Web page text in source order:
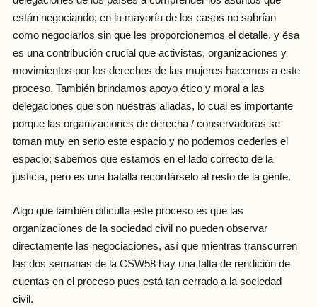
están negociando; en la mayoría de los casos no sabrían
como negociarlos sin que les proporcionemos el detalle, y ésa
es una contribución crucial que activistas, organizaciones y
movimientos por los derechos de las mujeres hacemos a este
proceso. También brindamos apoyo ético y moral a las
delegaciones que son nuestras aliadas, lo cual es importante
porque las organizaciones de derecha / conservadoras se
toman muy en serio este espacio y no podemos cederles el
espacio; sabemos que estamos en el lado correcto de la
justicia, pero es una batalla recordárselo al resto de la gente.
Algo que también dificulta este proceso es que las
organizaciones de la sociedad civil no pueden observar
directamente las negociaciones, así que mientras transcurren
las dos semanas de la CSW58 hay una falta de rendición de
cuentas en el proceso pues está tan cerrado a la sociedad
civil.